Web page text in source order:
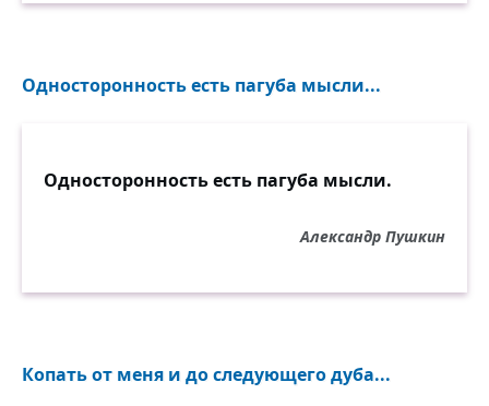
Односторонность есть пагуба мысли...
Односторонность есть пагуба мысли.
Александр Пушкин
Копать от меня и до следующего дуба...